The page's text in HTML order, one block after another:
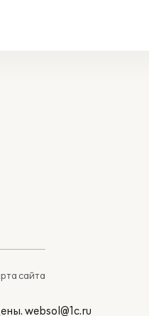
сайта
websol@1c.ru